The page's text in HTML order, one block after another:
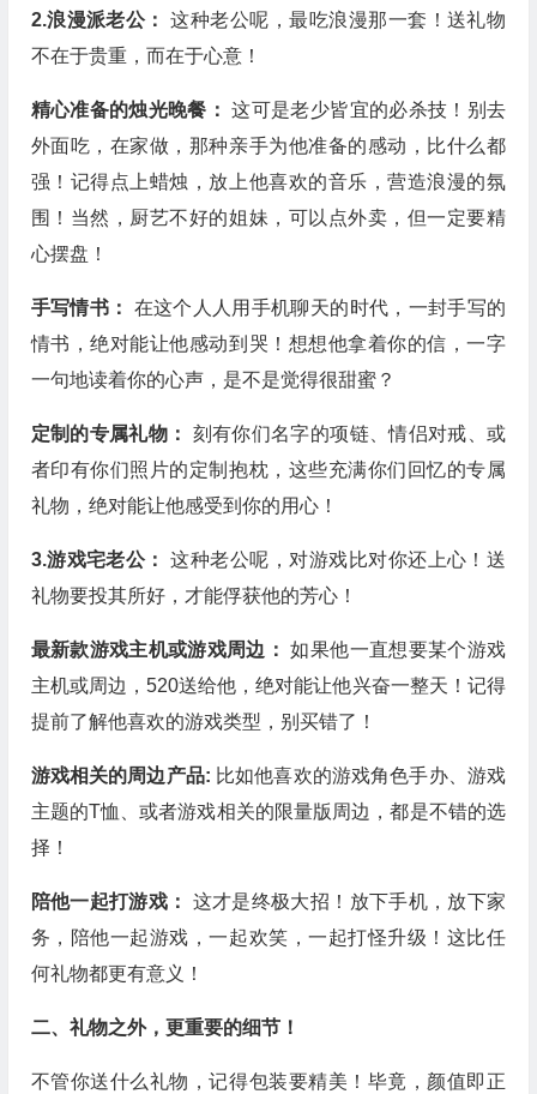
2.浪漫派老公：这种老公呢，最吃浪漫那一套！送礼物
不在于贵重，而在于心意！
精心准备的烛光晚餐：这可是老少皆宜的必杀技！别去
外面吃，在家做，那种亲手为他准备的感动，比什么都
强！记得点上蜡烛，放上他喜欢的音乐，营造浪漫的氛
围！当然，厨艺不好的姐妹，可以点外卖，但一定要精
心摆盘！
手写情书： 在这个人人用手机聊天的时代，一封手写的
情书，绝对能让他感动到哭！想想他拿着你的信，一字
一句地读着你的心声，是不是觉得很甜蜜？
定制的专属礼物： 刻有你们名字的项链、情侣对戒、或
者印有你们照片的定制抱枕，这些充满你们回忆的专属
礼物，绝对能让他感受到你的用心！
3.游戏宅老公：这种老公呢，对游戏比对你还上心！送
礼物要投其所好，才能俘获他的芳心！
最新款游戏主机或游戏周边：如果他一直想要某个游戏
主机或周边，520送给他，绝对能让他兴奋一整天！记得
提前了解他喜欢的游戏类型，别买错了！
游戏相关的周边产品: 比如他喜欢的游戏角色手办、游戏
主题的T恤、或者游戏相关的限量版周边，都是不错的选
择！
陪他一起打游戏： 这才是终极大招！放下手机，放下家
务，陪他一起游戏，一起欢笑，一起打怪升级！这比任
何礼物都更有意义！
二、礼物之外，更重要的细节！
不管你送什么礼物，记得包装要精美！毕竟，颜值即正